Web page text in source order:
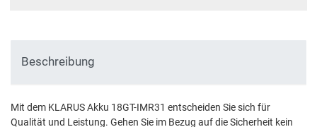
Beschreibung
Mit dem KLARUS Akku 18GT-IMR31 entscheiden Sie sich für
Qualität und Leistung. Gehen Sie im Bezug auf die Sicherheit kein